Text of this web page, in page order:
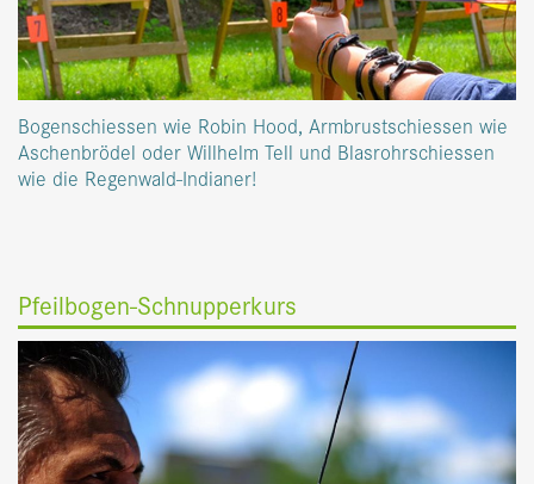
Bogenschiessen wie Robin Hood, Armbrustschiessen wie
Aschenbrödel oder Willhelm Tell und Blasrohrschiessen
wie die Regenwald-Indianer!
Pfeilbogen-Schnupperkurs